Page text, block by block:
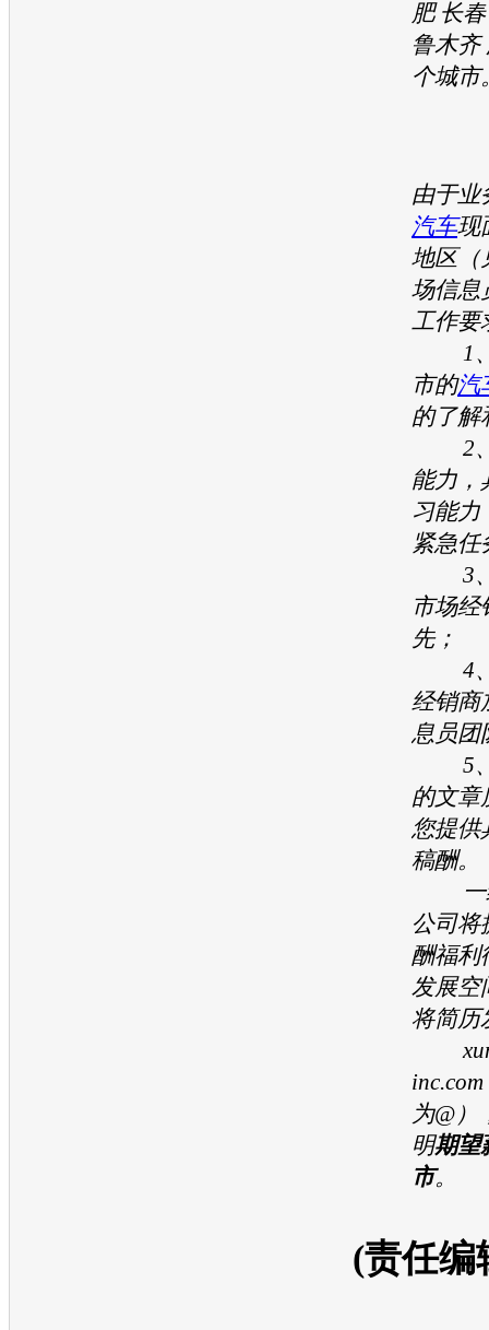
肥 长
鲁木齐
个城市
由于业
汽车现
地区（
场信息
工作要
1、
市的汽
的了解
2、
能力，
习能力
紧急任
3、
市场经
先；
4、
经销商
息员团
5、
的文章
您提供
稿酬。
一经
公司将
酬福利
发展空
将简历
为@）
明期望
市。
(责任编